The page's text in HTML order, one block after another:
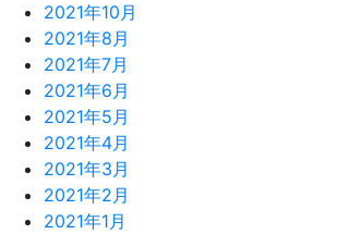
2021年10月
2021年8月
2021年7月
2021年6月
2021年5月
2021年4月
2021年3月
2021年2月
2021年1月